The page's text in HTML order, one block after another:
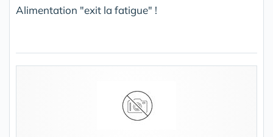
Alimentation "exit la fatigue" !